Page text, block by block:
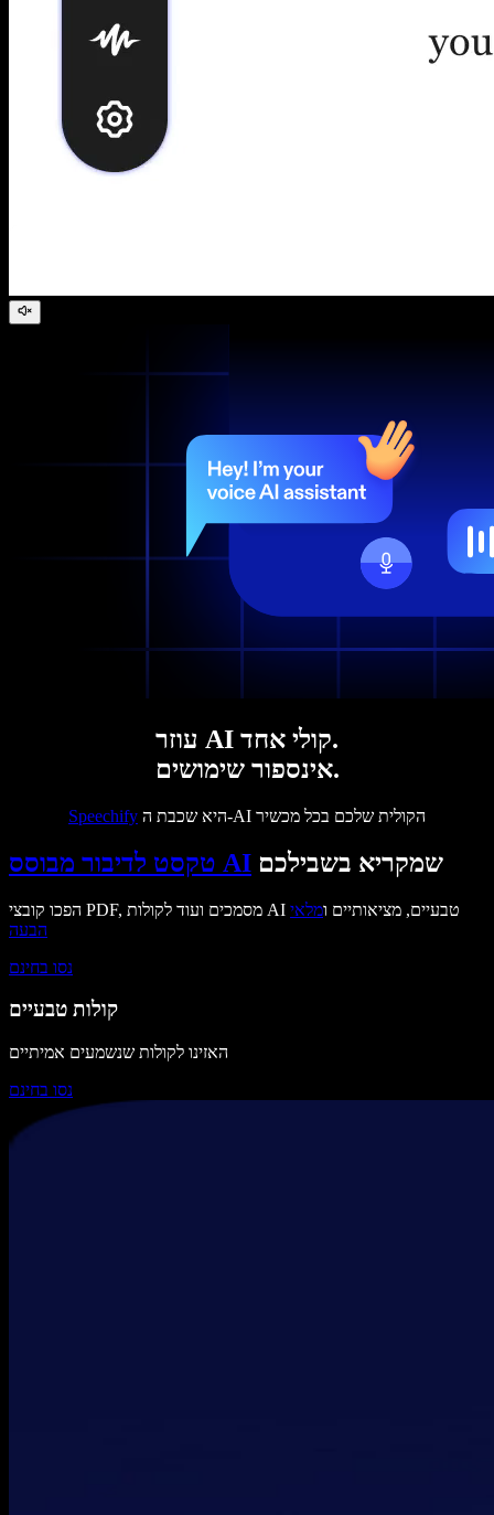
עוזר AI קולי אחד.
אינספור שימושים.
Speechify היא שכבת ה-AI הקולית שלכם בכל מכשיר
טקסט לדיבור מבוסס AI שמקריא בשבילכם
הפכו קובצי PDF, מסמכים ועוד לקולות AI טבעיים, מציאותיים ומלאי
הבעה
נסו בחינם
קולות טבעיים
האזינו לקולות שנשמעים אמיתיים
נסו בחינם